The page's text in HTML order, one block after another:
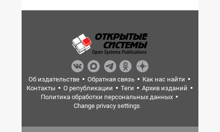
Об издательстве Обратная связь
Как нас найти
Контакты
О републикации Теги
Архив изданий
Политика обработки персональных данных
Change privacy settings